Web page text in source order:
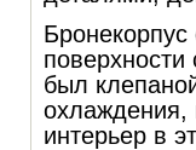
поверхности
был
охлаждения,
интерьер в